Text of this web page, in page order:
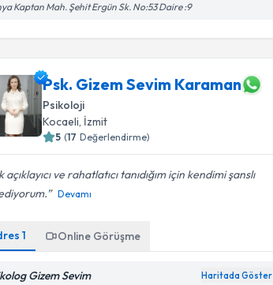
Kaptan Mah. Şehit Ergün Sk. No:53 Daire :9
Psk. Gizem Sevim Karaman
Psikoloji
Kocaeli , İzmit
5 (17 Değerlendirme)
açıklayıcı ve rahatlatıcı tanıdığım için kendimi şanslı
Devamı
1 Online Görüşme
Gizem Sevim Haritada Göster